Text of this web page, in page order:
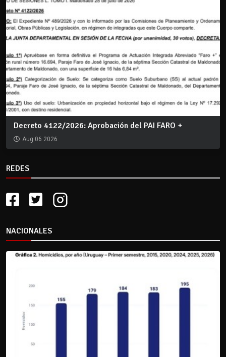
Decreto 4122/2026: Aprobación del PAI FARO +
Aug 06 2026
REDES
NACIONALES